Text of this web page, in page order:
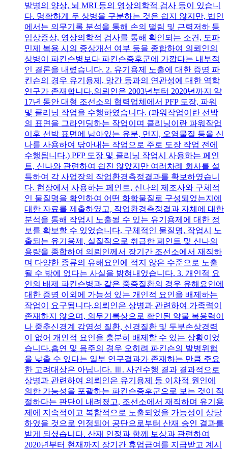
발병의 양상, 뇌 MRI 등의 영상의학적 검사 등이 있습니
다. 명확하게 두 상병을 구분하는 것은 쉽지 않지만, 법인
에서는 의무기록 분석을 통해 손의 떨림 및 근력저하 등
임상증상, 영상의학적 검사를 통해 확인되는 소견, 도파
민제 복용 시의 증상개선 여부 등을 종합하여 의뢰인의
상병이 파킨슨병보다 파킨슨증후군에 가깝다는 내부적
인 결론을 내렸습니다. 2. 유기용제 노출에 대한 증명 파
킨슨의 경우 유기용제, 망간 등과의 연관성에 대한 역학
연구가 존재합니다.의뢰인은 2003년부터 2020년까지 약
17년 동안 대형 조선소의 협력업체에서 PFP 도장, 파워
및 클리닝 작업을 수행하였습니다. (파워작업이란 선박
의 표면을 그라인딩하는 작업이며 클리닝이란 파워작업
이후 선박 표면에 남아있는 유분, 먼지, 오염물질 등을 신
나를 사용하여 닦아내는 작업으로 주로 도장 작업 전에
수행됩니다.) PFP 도장 및 클리닝 작업시 사용하는 페인
트, 신나와 관련하여 쉽진 않았지만 여러차례 회사를 설
득하여 각 사업장의 작업환경측정결과를 확보하였습니
다. 현장에서 사용하는 페인트, 신나의 제조사와 구체적
인 물질명을 확인하여 어떤 화학물질로 구성되었는지에
대한 자료를 제출하였고, 작업환경측정결과 자체에 대한
분석을 통해 작업시 노출될 수 있는 유기용제에 대한 정
보를 확보할 수 있었습니다. 구체적인 물질명, 작업시 노
출되는 유기용제, 실질적으로 취급한 페인트 및 신나의
용량을 종합하여 의뢰인께서 장기간 조선소에서 재직하
며 다양한 종류의 유해요인에 적지 않은 수준으로 노출
될 수 밖에 없다는 사실을 밝혀내었습니다. 3. 개인적 요
인의 배제 파킨슨병과 같은 중증질환의 경우 유해요인에
대한 증명 이외에 가능성 있는 개인적 요인을 배제하는
작업이 요구됩니다.의뢰인은 상병과 관련하여 가족력이
존재하지 않으며, 의무기록상으로 확인된 약물 복용력이
나 중추신경계 감염성 질환, 신경질환 및 두부손상경력
이 없어 개인적 요인을 충분히 배제할 수 있는 상황이었
습니다.흡연 및 음주의 경우 오히려 파킨슨의 발병위험
을 낮출 수 있다는 일부 연구결과가 존재하는 만큼 주요
한 고려대상은 아닙니다. Ⅲ. 사건수행 결과 결과적으로
상병과 관련하여 의뢰인은 유기용제 등 이차적 원인에
의한 가능성을 포괄하는 파킨슨증후군으로 보는 것이 적
절하다는 판단이 내려졌고, 조선소에서 재직하며 유기용
제에 지속적이고 복합적으로 노출되었을 가능성이 상당
하였을 것으로 인정되어 공단으로부터 산재 승인 결과를
받게 되셨습니다. 산재 인정과 함께 보상과 관련하여
2020년부터 현재까지 장기간 휴업급여를 지급받고 계시